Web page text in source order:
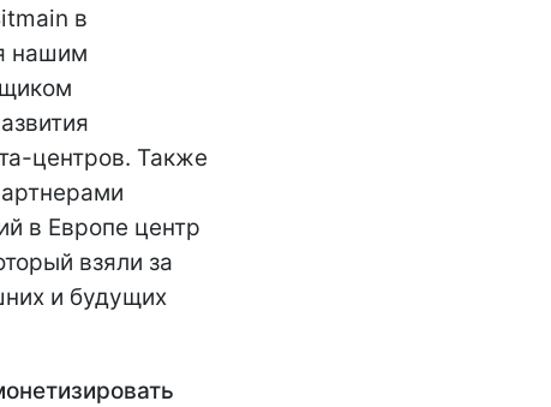
в
нашим
центров. Также
в Европе центр
взяли за
и будущих